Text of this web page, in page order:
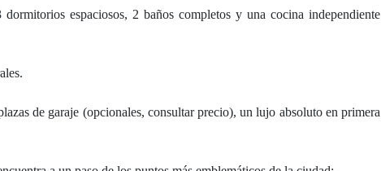
espaciosos, 2 baños completos y una cocina independiente
de garaje (opcionales, consultar precio), un lujo absoluto en primera